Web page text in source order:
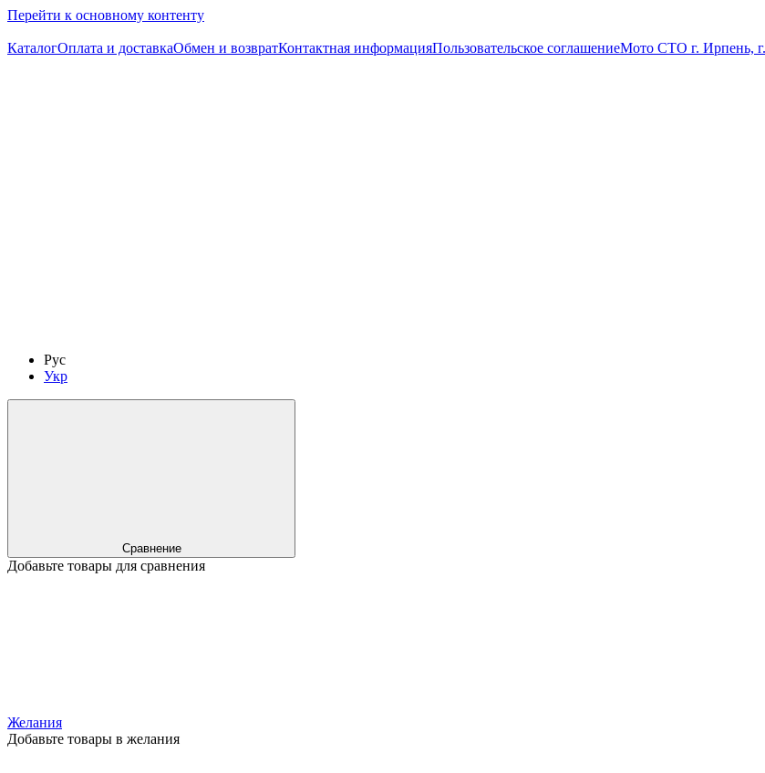
Перейти к основному контенту
КаталогОплата и доставкаОбмен и возвратКонтактная информацияПользовательское соглашениеМото СТО г. Ирпень,
Рус
Укр
Сравнение
Добавьте товары для сравнения
Желания
Добавьте товары в желания